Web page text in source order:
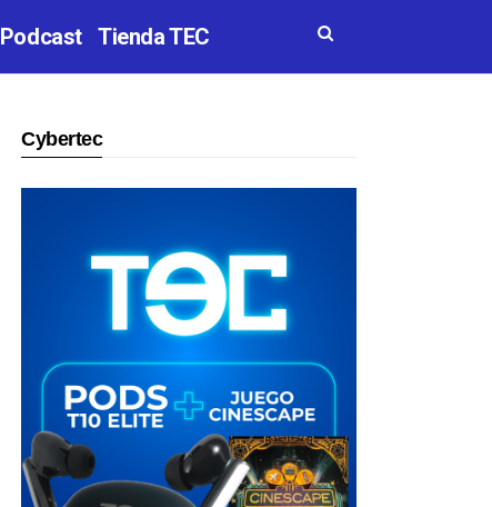
Podcast Tienda TEC
Cybertec